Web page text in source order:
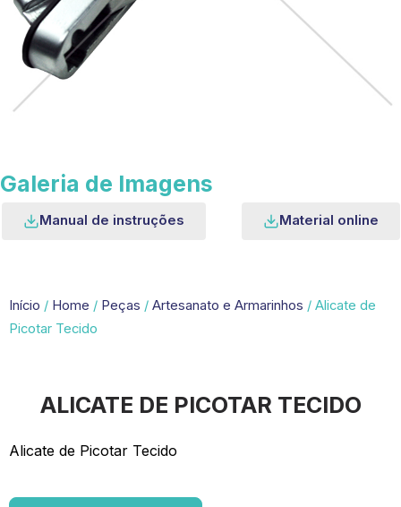
Galeria de Imagens
Manual de instruções Material online
Início / Home / Peças / Artesanato e Armarinhos / Alicate de
Picotar Tecido
ALICATE DE PICOTAR TECIDO
Alicate de Picotar Tecido